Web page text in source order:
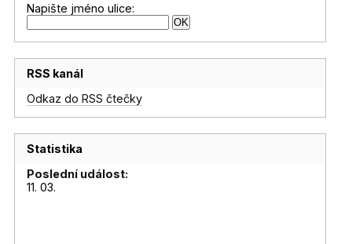
Napište jméno ulice:
RSS kanál
Odkaz do RSS čtečky
Statistika
Poslední událost:
11. 03.